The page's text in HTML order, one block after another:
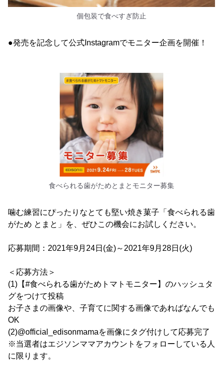
個包装で食べすぎ防止
●発売を記念して公式Instagramでモニター企画を開催！
食べられる歯がためとまとモニター募集
噛む練習にぴったりなとても堅い焼き菓子「食べられる歯
がため とまと」を、ぜひこの機会にお試しください。
応募期間：2021年9月24日(金)～2021年9月28日(火)
＜応募方法＞
(1)【#食べられる歯がためトマトモニター】のハッシュタ
グをつけて投稿
お子さまの画像や、子育てに関する画像であればなんでも
OK
(2)@official_edisonmamaを画像にタグ付けして応募完了
※当選者はエジソンママアカウントをフォローしている人
に限ります。